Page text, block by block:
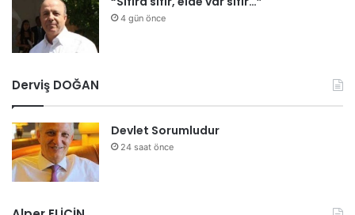
4 gün önce
Derviş DOĞAN
Devlet Sorumludur
24 saat önce